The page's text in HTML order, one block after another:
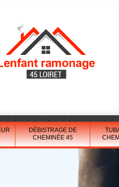
DÉBISTRAGE DE
CHEMINÉE 45